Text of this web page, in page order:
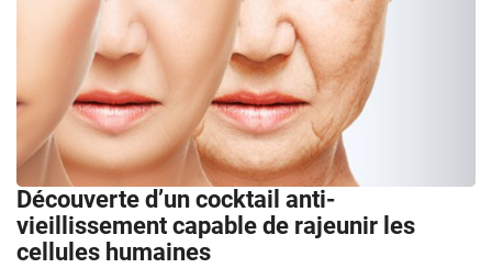
Découverte d’un cocktail anti-
vieillissement capable de rajeunir les
cellules humaines